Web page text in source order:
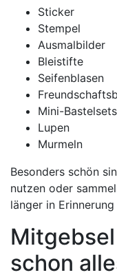
Sticker
Stempel
Ausmalbilder
Bleistifte
Seifenblasen
Mini-Bastelsets
Lupen
Murmeln
Besonders schön
nutzen oder
länger in
schon